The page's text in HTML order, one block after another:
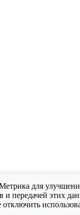
для
и передачей этих